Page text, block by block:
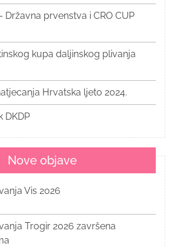
Državna prvenstva i CRO CUP
kupa daljinskog plivanja
Hrvatska ljeto 2024.
DKDP
Nove objave
Vis 2026
Trogir 2026 završena